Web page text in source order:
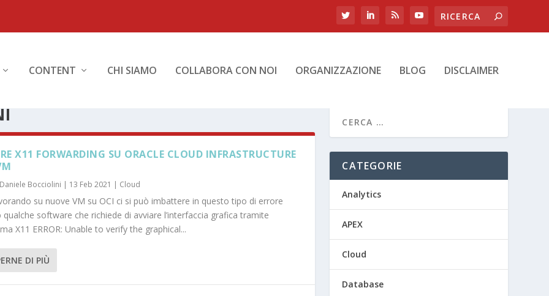
CONTENT CHI SIAMO COLLABORA CON NOI ORGANIZZAZIONE BLOG DISCLAIMER
X11 FORWARDING SU ORACLE CLOUD INFRASTRUCTURE
Daniele Bocciolini | 13 Feb 2021 | Cloud
su nuove VM su OCI ci si può imbattere in questo tipo di errore
qualche software che richiede di avviare l’interfaccia grafica tramite
X11 ERROR: Unable to verify the graphical...
DI PIÙ
CATEGORIE
Analytics
APEX
Cloud
Database